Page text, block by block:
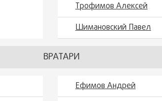
Трофимов Алексей
Шимановский Павел
ВРАТАРИ
Ефимов Андрей